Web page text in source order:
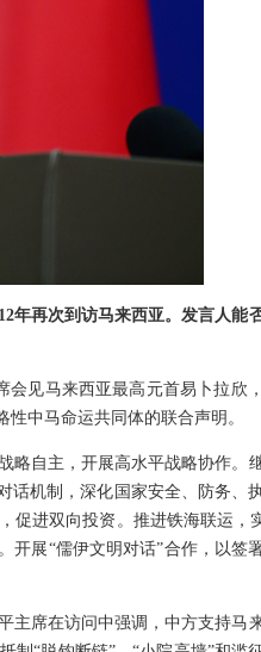
年再次到访马来西亚。发言人能
会见马来西亚最高元首易卜拉欣
中马命运共同体的联合声明。
略自主，开展高水平战略协作。
话机制，深化国家安全、防务、
促进双向投资。推进铁海联运，
开展“儒伊文明对话”合作，以签
主席在访问中强调，中方支持马